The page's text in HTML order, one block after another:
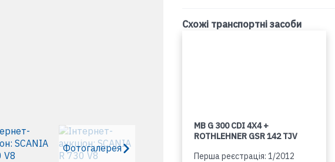
Фотогалерея
Схожі транспортні засоби
MB G 300 CDI 4X4 +
ROTHLEHNER GSR 142 TJV
Перша реєстрація: 1/2012